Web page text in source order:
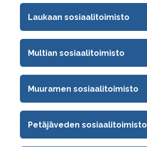
Laukaan sosiaalitoimisto
Multian sosiaalitoimisto
Muuramen sosiaalitoimisto
Petäjäveden sosiaalitoimisto